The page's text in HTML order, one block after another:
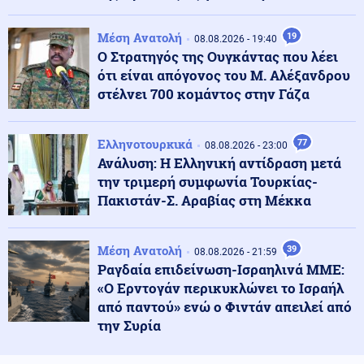
Κολύμπι μετά το φαγητό: Αλήθεια ή μύθος ο κίνδυνος
πνιγμού;
09.08.2026 - 17:00
ΒΟΜΒΑ ΑΠΟ ΖΕΜΕΝΙΔΗ! «Οι ΗΠΑ δεν θα δώσουν τα F-
35 στην Τουρκία λόγω της Κίνας»
Κόσμος 09.08.2026 - 16:48
Ιταλία: Αρχαίο ρωμαϊκό ναυάγιο ανακαλύφθηκε
ανοιχτά των ακτών της Σικελίας (βίντεο)
Κόσμος 09.08.2026 - 16:33
Μυστήριο στο Ιράν: Αχρονολόγητο βίντεο φέρεται να
δείχνει τον Χαμενεΐ ζωντανό
Κοινωνία 09.08.2026 - 16:29
Μέση Ανατολή 08.08.2026 - 19:40 19
Ο Στρατηγός της Ουγκάντας που λέει
ότι είναι απόγονος του Μ. Αλέξανδρου
στέλνει 700 κομάντος στην Γάζα
Ελληνοτουρκικά 08.08.2026 - 23:00 77
Ανάλυση: Η Ελληνική αντίδραση μετά
την τριμερή συμφωνία Τουρκίας-
Πακιστάν-Σ. Αραβίας στη Μέκκα
Μέση Ανατολή 08.08.2026 - 21:59 39
Ραγδαία επιδείνωση-Ισραηλινά ΜΜΕ:
«Ο Ερντογάν περικυκλώνει το Ισραήλ
από παντού» ενώ ο Φιντάν απειλεί από
την Συρία